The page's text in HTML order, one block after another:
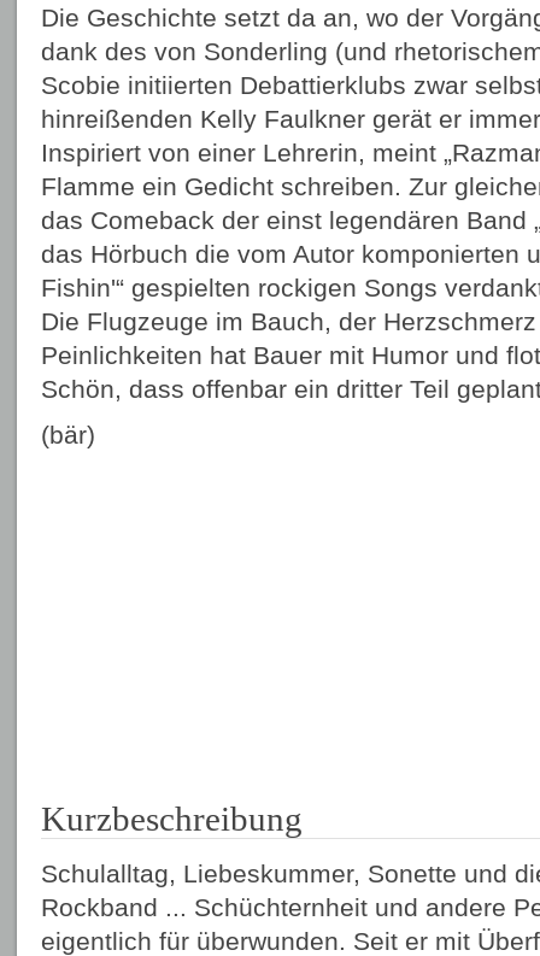
Die Geschichte setzt da an, wo der
dank des von Sonderling (und
Scobie initiierten Debattierklubs zwar
hinreißenden Kelly Faulkner gerät er
Inspiriert von einer Lehrerin, meint
Flamme ein Gedicht schreiben. Zur
das Comeback der einst legendären Band
das Hörbuch die vom Autor komponierten
Fishin'“ gespielten rockigen Songs
Die Flugzeuge im Bauch, der
Peinlichkeiten hat Bauer mit Humor und
Schön, dass offenbar ein dritter Teil
(bär)
Kurzbeschreibung
Schulalltag, Liebeskummer, Sonette und
Rockband ... Schüchternheit und andere
eigentlich für überwunden. Seit er mit